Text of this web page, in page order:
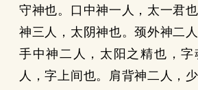
守神也。口中神一人，太一君
神三人，太阴神也。颈外神二
手中神二人，太阳之精也，字
人，字上间也。肩背神二人，